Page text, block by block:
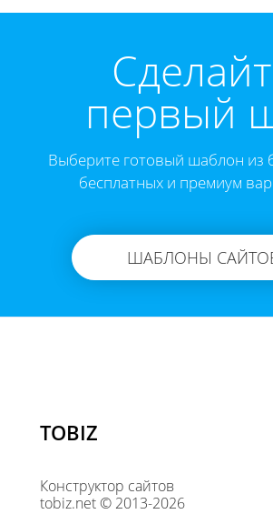
первый
Выберите готовый шаблон из
бесплатных и премиум
ШАБЛОНЫ
TOBIZ
Конструктор сайтов
tobiz.net © 2013-2026